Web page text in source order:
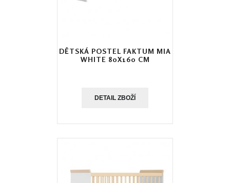
DĚTSKÁ POSTEL FAKTUM MIA
WHITE 80X160 CM
DETAIL ZBOŽÍ